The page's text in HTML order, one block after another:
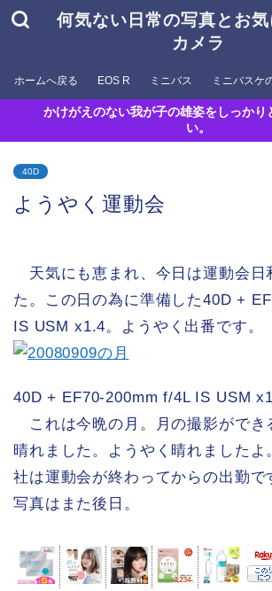
何気ない日常の写真とお
カメラ
ホームへ戻る EOS R ミニバス ミニバスケ
かけがえのない我が子の雄姿をしっかり
い。
40D
ようやく運動会
天気にも恵まれ、今日は運動会日
た。この日の為に準備した40D +
IS USM x1.4。ようやく出番です。
40D + EF70-200mm f/4L IS USM
これは今晩の月。月の撮影ができ
晴れました。ようやく晴れました
社は運動会が終わってからの出勤
写真はまた後日。